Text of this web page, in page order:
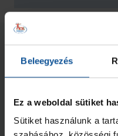
Beleegyezés
Ez a weboldal sütiket
Sütiket használunk a
Kapcsolódó hírek